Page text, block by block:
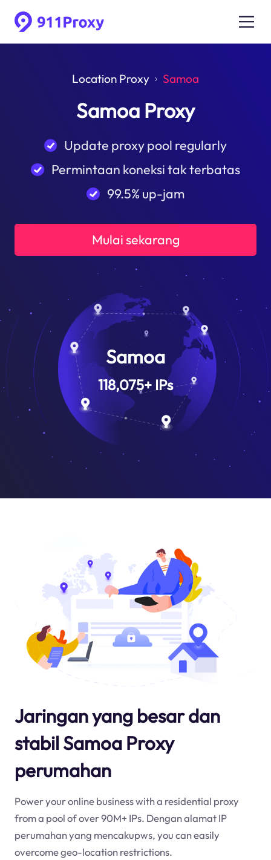
Location Proxy Samoa
Samoa Proxy
Update proxy pool regularly
Permintaan koneksi tak terbatas
99.5% up-jam
Mulai sekarang
Samoa
118,075+ IPs
Jaringan yang besar dan
stabil Samoa Proxy
perumahan
Power your online business with a residential proxy
from a pool of over 90M+ IPs. Dengan alamat IP
perumahan yang mencakupws, you can easily
overcome geo-location restrictions.